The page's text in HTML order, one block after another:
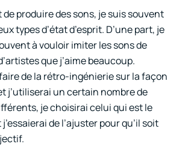
de produire des sons, je suis souvent
types d’état d’esprit. D’une part, je
à vouloir imiter les sons de
que j’aime beaucoup.
faire de la rétro-ingénierie sur la façon
j’utiliserai un certain nombre de
je choisirai celui qui est le
de l’ajuster pour qu’il soit